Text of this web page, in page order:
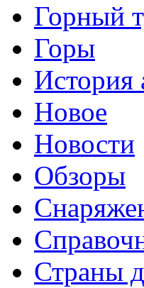
Горный
Горы
История
Новое
Новости
Обзоры
Страны